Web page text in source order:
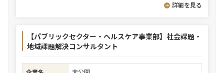
詳細を見る
【パブリックセクター・ヘルスケア事業部】社会課題・
地域課題解決コンサルタント